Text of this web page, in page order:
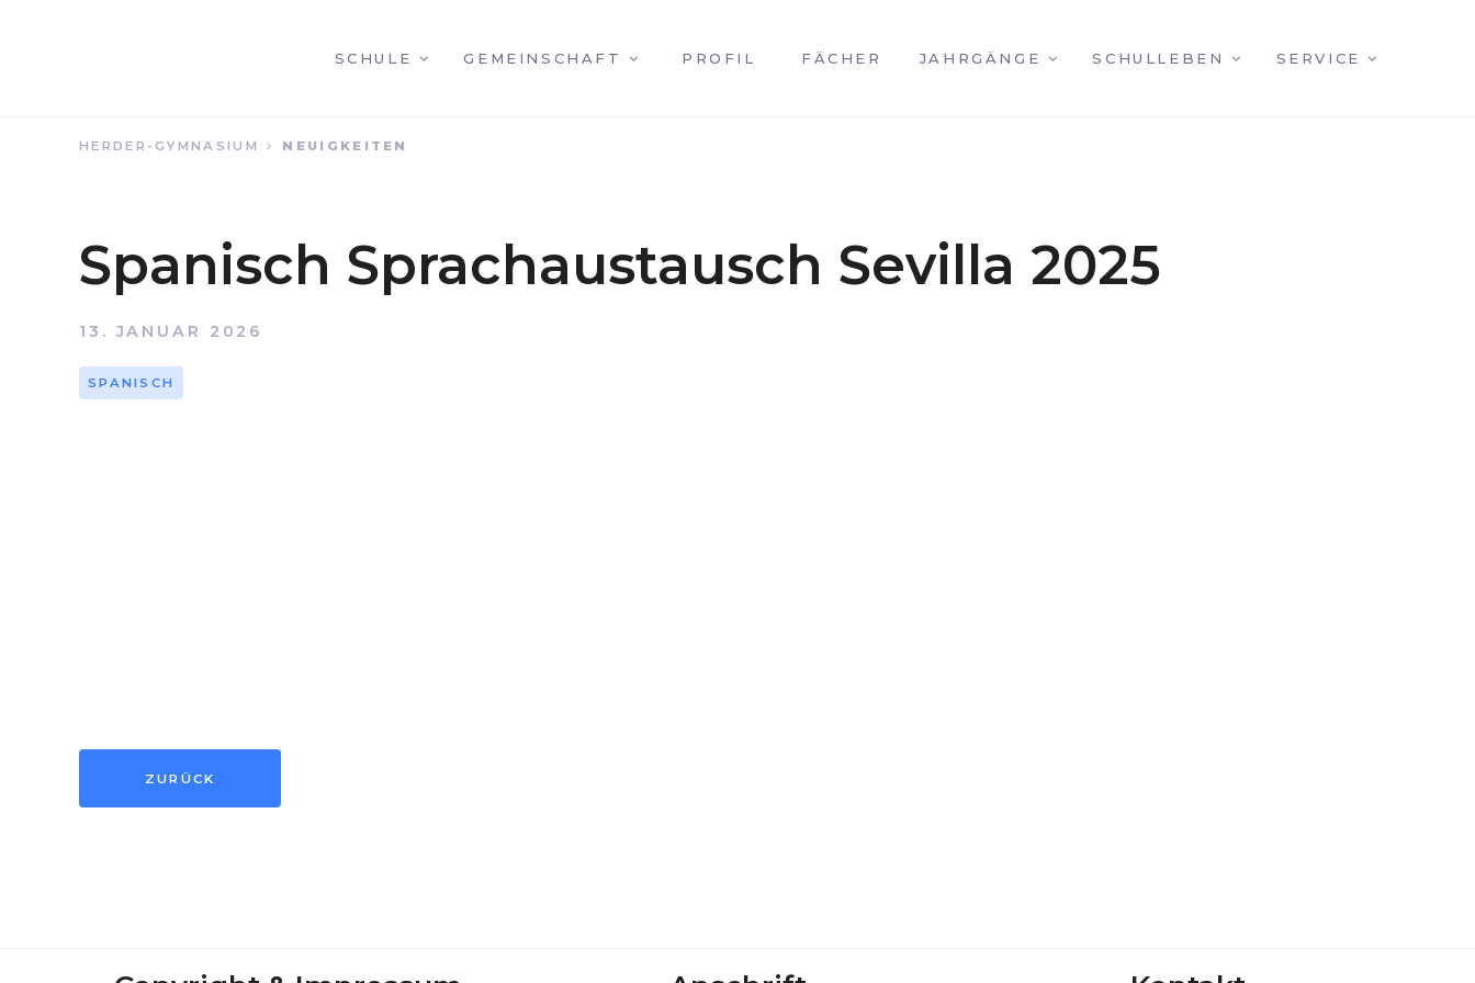
NAVIGATION
SCHULE GEMEINSCHAFT PROFIL FÄCHER JAHRGÄNGE SCHULLEBEN SERVICE
HERDER-GYMNASIUM NEUIGKEITEN
Spanisch Sprachaustausch Sevilla 2025
13. JANUAR 2026
SPANISCH
ZURÜCK